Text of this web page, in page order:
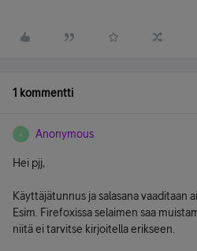
1 kommentti
A Anonymous
Hei pjj,
Käyttäjätunnus ja salasana vaaditaan
Esim. Firefoxissa selaimen saa
niitä ei tarvitse kirjoitella erikseen.